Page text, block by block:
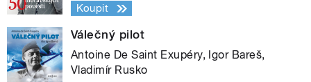
Koupit
Válečný pilot
Antoine De Saint Exupéry, Igor Bareš,
Vladimír Rusko